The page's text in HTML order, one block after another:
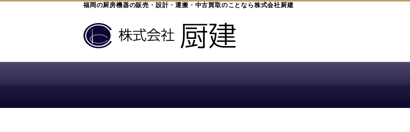
福岡の厨房機器の販売・設計・運搬・中古買取のことなら株式会社厨建